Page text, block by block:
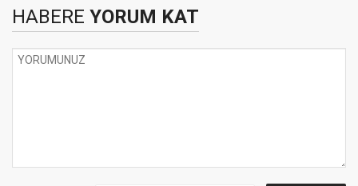
HABERE YORUM KAT